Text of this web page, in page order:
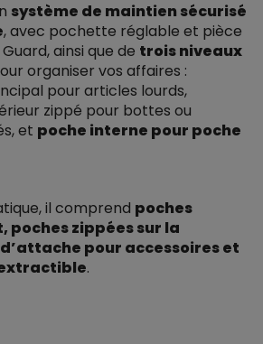
système de maintien sécurisé
, avec pochette réglable et pièce
ainsi que de trois niveaux
organiser vos affaires :
pour articles lourds,
zippé pour bottes ou
et poche interne pour poche
il comprend poches
poches zippées sur la
pour accessoires et
.